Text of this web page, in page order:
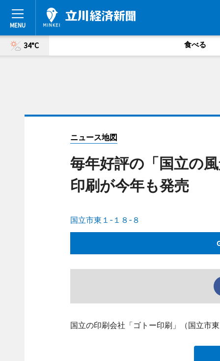
34°C 食べる
ニュース地図
毎年好評の「国立の
印刷が今年も発売
国立市東１-１８-８
国立の印刷会社「ゴトー印刷」（国立市